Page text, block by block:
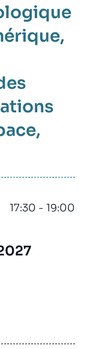
17:30 - 19:00